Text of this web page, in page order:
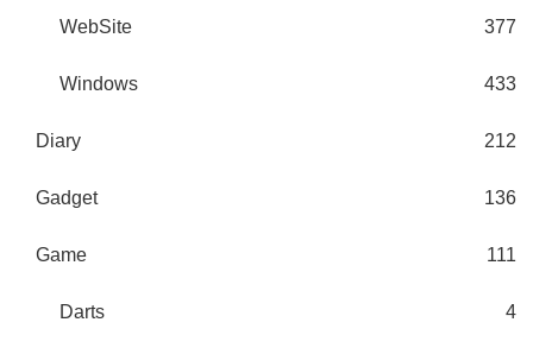
WebSite 377
Windows 433
Diary 212
Gadget 136
Game 111
Darts 4